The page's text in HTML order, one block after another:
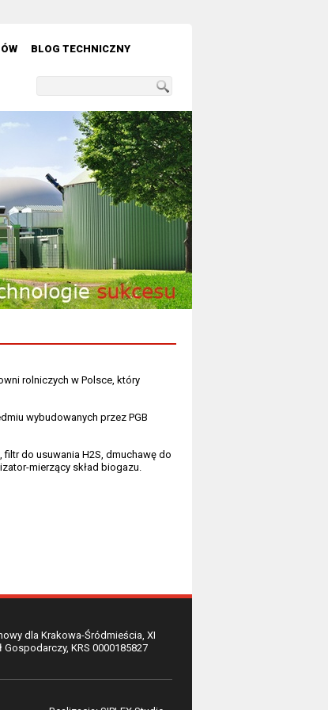
BLOG TECHNICZNY
rolniczych w Polsce, który
wybudowanych przez PGB
do usuwania H2S, dmuchawę do
mierzący skład biogazu.
dla Krakowa-Śródmieścia, XI
Gospodarczy, KRS 0000185827